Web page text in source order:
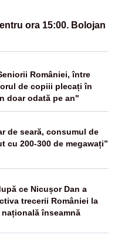
ora 15:00. Bolojan
României, între
de copiii plecați în
doar odată pe an"
de seară, consumul de
cu 200-300 de megawați”
ce Nicușor Dan a
trecerii României la
înseamnă